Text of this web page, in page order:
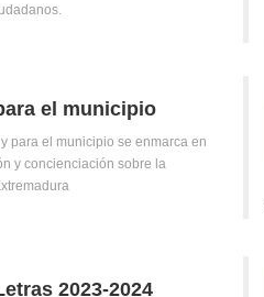
el municipio
para el municipio se enmarca en
y concienciación sobre la
2023-2024